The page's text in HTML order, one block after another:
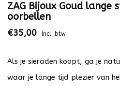
ZAG Bijoux Goud lange
oorbellen
€35,00 Incl. btw
Als je sieraden koopt, ga je
waar je lange tijd plezier van